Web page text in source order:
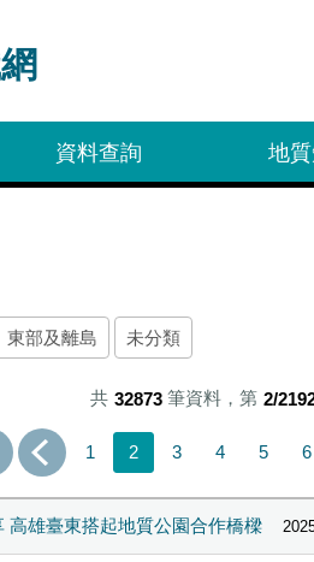
資料查詢 地
東部及離島 未分類
共 32873 筆資料，第 2/
1 2 3 4 5 6
高雄臺東搭起地質公園合作橋樑